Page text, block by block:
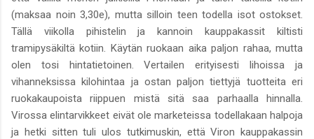
(maksaa noin 3,30e), mutta silloin teen todella isot ostokset.
Tällä viikolla pihistelin ja kannoin kauppakassit kiltisti
tramipysäkiltä kotiin. Käytän ruokaan aika paljon rahaa, mutta
olen tosi hintatietoinen. Vertailen erityisesti lihoissa ja
vihanneksissa kilohintaa ja ostan paljon tiettyjä tuotteita eri
ruokakaupoista riippuen mistä sitä saa parhaalla hinnalla.
Virossa elintarvikkeet eivät ole marketeissa todellakaan halpoja
ja hetki sitten tuli ulos tutkimuskin, että Viron kauppakassin